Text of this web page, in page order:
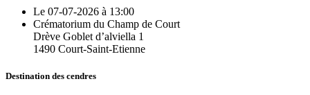
Le 07-07-2026 à 13:00
Crématorium du Champ de Court
Drève Goblet d’alviella 1
1490 Court-Saint-Etienne
Destination des cendres